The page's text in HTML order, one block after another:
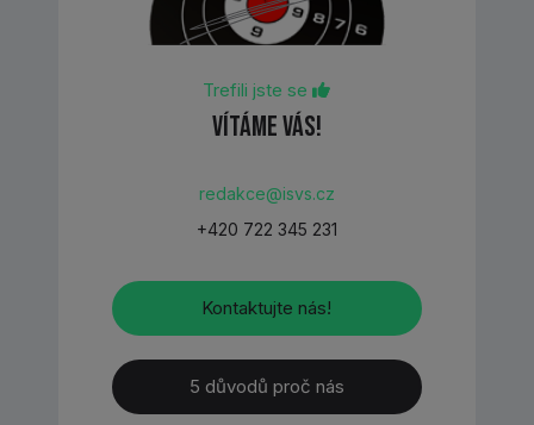
Trefili jste se
Vítáme Vás!
redakce@isvs.cz
+420 722 345 231
Kontaktujte nás!
5 důvodů proč nás